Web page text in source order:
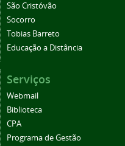
São Cristóvão
Socorro
Tobias Barreto
Educação a Distância
Serviços
Webmail
Biblioteca
CPA
Programa de Gestão